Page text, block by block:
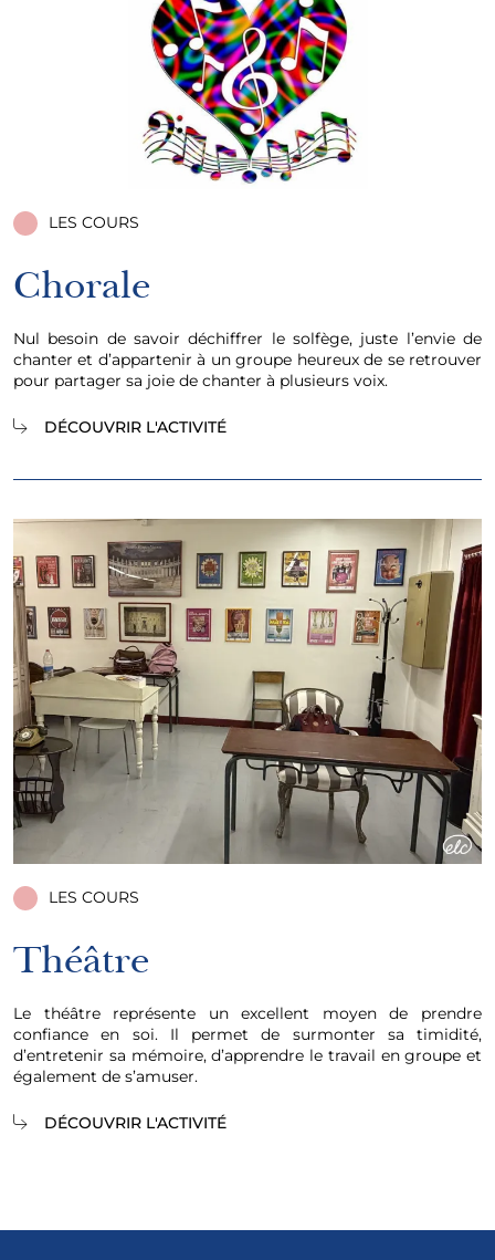
LES COURS
Chorale
Nul besoin de savoir déchiffrer le solfège, juste l’envie de
chanter et d’appartenir à un groupe heureux de se retrouver
pour partager sa joie de chanter à plusieurs voix.
DÉCOUVRIR L'ACTIVITÉ
LES COURS
Théâtre
Le théâtre représente un excellent moyen de prendre
confiance en soi. Il permet de surmonter sa timidité,
d’entretenir sa mémoire, d’apprendre le travail en groupe et
également de s’amuser.
DÉCOUVRIR L'ACTIVITÉ